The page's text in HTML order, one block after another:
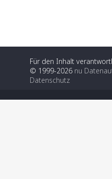
Für den Inhalt
© 1999-2026 nu
Datenschutz